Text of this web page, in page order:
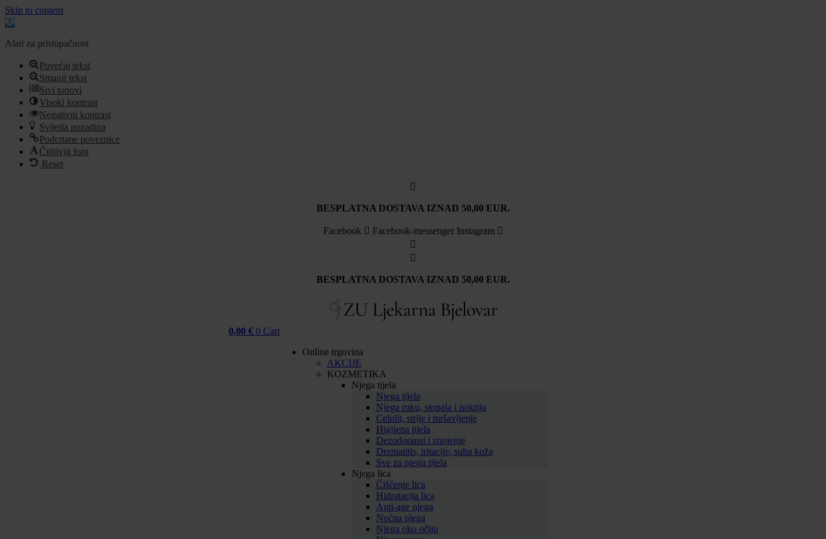
Skip to content
Open
Alati za pristupačnost
Povećaj tekst
Smanji tekst
Sivi tonovi
Visoki kontrast
Negativni kontrast
Svijetla pozadina
Podcrtane poveznice
Čitljiviji font
Reset
BESPLATNA DOSTAVA IZNAD 50,00 EUR.
Facebook Facebook-messenger Instagram
BESPLATNA DOSTAVA IZNAD 50,00 EUR.
0,00 € 0 Cart
Online trgovina
AKCIJE
KOZMETIKA
Njega tijela
Njega tijela
Njega ruku, stopala i noktiju
Celulit, strije i mršavljenje
Higijena tijela
Dezodoransi i znojenje
Dermatitis, iritacije, suha koža
Sve za njegu tijela
Njega lica
Čišćenje lica
Hidratacija lica
Anti-age njega
Noćna njega
Njega oko očiju